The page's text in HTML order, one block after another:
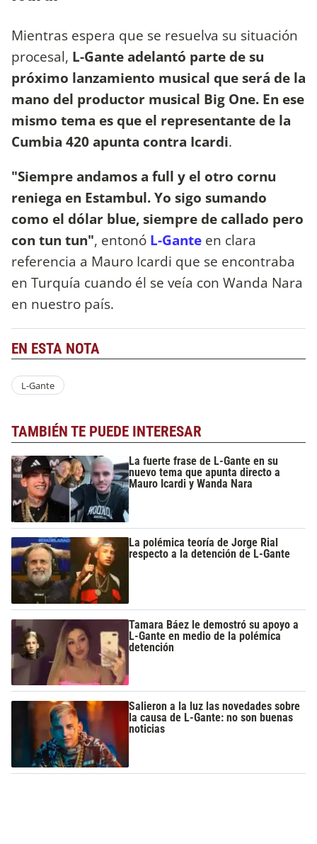
Mientras espera que se resuelva su situación
procesal, L-Gante adelantó parte de su
próximo lanzamiento musical que será de la
mano del productor musical Big One. En ese
mismo tema es que el representante de la
Cumbia 420 apunta contra Icardi.
"Siempre andamos a full y el otro cornu
reniega en Estambul. Yo sigo sumando
como el dólar blue, siempre de callado pero
con tun tun", entonó L-Gante en clara
referencia a Mauro Icardi que se encontraba
en Turquía cuando él se veía con Wanda Nara
en nuestro país.
EN ESTA NOTA
L-Gante
TAMBIÉN TE PUEDE INTERESAR
La fuerte frase de L-Gante en su
nuevo tema que apunta directo a
Mauro Icardi y Wanda Nara
La polémica teoría de Jorge Rial
respecto a la detención de L-Gante
Tamara Báez le demostró su apoyo a
L-Gante en medio de la polémica
detención
Salieron a la luz las novedades sobre
la causa de L-Gante: no son buenas
noticias